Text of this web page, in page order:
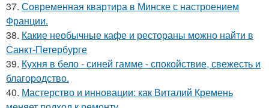
37. Современная квартира в Минске с настроением
Франции.
38. Какие необычные кафе и рестораны можно найти в
Санкт-Петербурге
39. Кухня в бело - синей гамме - спокойствие, свежесть и
благородство.
40. Мастерство и инновации: как Виталий Кремень